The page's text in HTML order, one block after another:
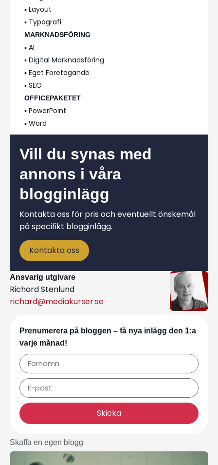
▪️ Layout
▪️ Typografi
MARKNADSFÖRING
▪️ AI
▪️ Digital Marknadsföring
▪️ Eget Företagande
▪️ SEO
OFFICEPAKETET
▪️ PowerPoint
▪️ Word
Vill du synas med
annons i våra
blogginlägg
Kontakta oss för pris och eventuellt önskemål
på specifikt blogginlägg.
Kontakta oss
Ansvarig utgivare
Richard Stenlund
richard@mediakurser.se
Prenumerera på bloggen – få nya inlägg den 1:a
varje månad!
Skicka
Skaffa en egen blogg